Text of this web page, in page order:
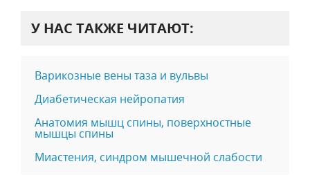
У НАС ТАКЖЕ ЧИТАЮТ:
Варикозные вены таза и вульвы
Диабетическая нейропатия
Анатомия мышц спины, поверхностные
мышцы спины
Миастения, синдром мышечной слабости